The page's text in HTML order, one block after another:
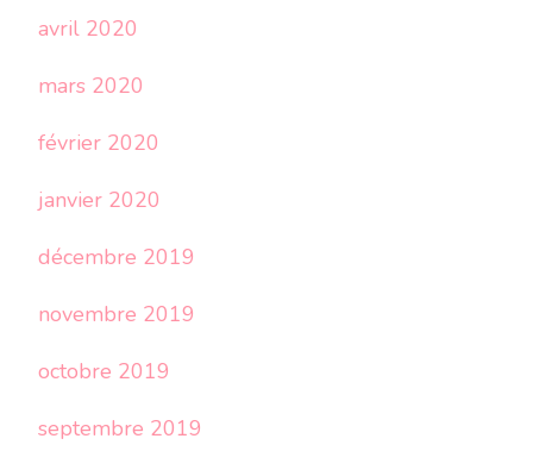
avril 2020
mars 2020
février 2020
janvier 2020
décembre 2019
novembre 2019
octobre 2019
septembre 2019